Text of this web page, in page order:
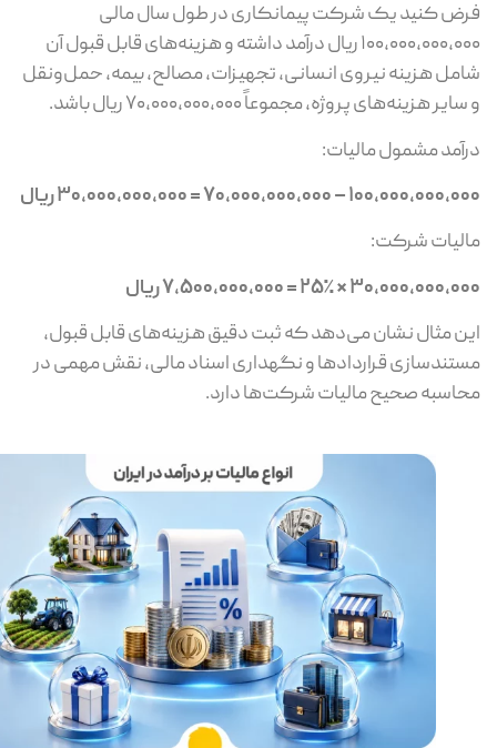
کنید یک شرکت پیمانکاری در طول سال مالی
۱۰۰,۰۰۰,۰۰۰,۰۰۰ ریال درآمد داشته و هزینه‌های قابل قبول آن
هزینه نیروی انسانی، تجهیزات، مصالح، بیمه، حمل‌ونقل
هزینه‌های پروژه، مجموعاً ۷۰,۰۰۰,۰۰۰,۰۰۰ ریال باشد.
مشمول مالیات:
– ۷۰,۰۰۰,۰۰۰,۰۰۰ = ۳۰,۰۰۰,۰۰۰,۰۰۰ ریال
شرکت:
× ۲۵٪ = ۷,۵۰۰,۰۰۰,۰۰۰ ریال
مثال نشان می‌دهد که ثبت دقیق هزینه‌های قابل قبول،
قراردادها و نگهداری اسناد مالی، نقش مهمی در
صحیح مالیات شرکت‌ها دارد.